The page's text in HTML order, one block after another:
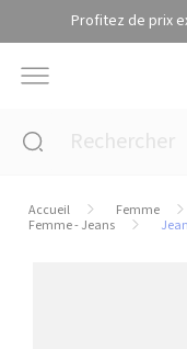
Profitez de prix
Accueil Femme
Femme - Jeans
Panneau de gestion des